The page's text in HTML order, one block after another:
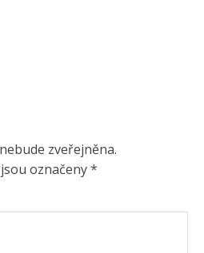
zveřejněna.
označeny*